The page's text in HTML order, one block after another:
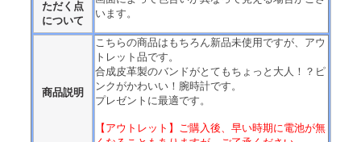
ただく点
について
います。
商品説明
こちらの商品はもちろん新品未使用ですが、アウ
トレット品です。
合成皮革製のバンドがとてもちょっと大人！？ピ
ンクがかわいい！腕時計です。
プレゼントに最適です。
【アウトレット】ご購入後、早い時期に電池が無